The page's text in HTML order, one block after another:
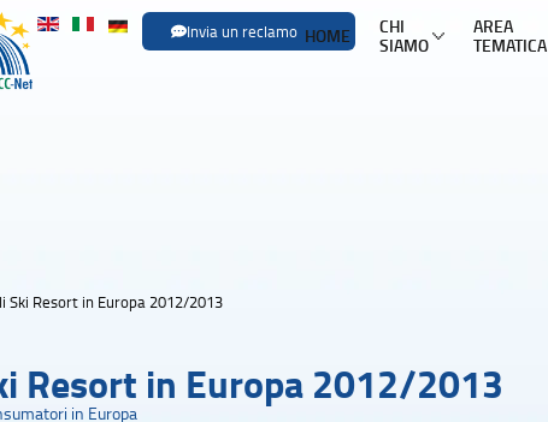
Invia un reclamo HOME CHI
SIAMO
AREA
TEMATICA
Ski Resort in Europa 2012/2013
Resort in Europa 2012/2013
in Europa